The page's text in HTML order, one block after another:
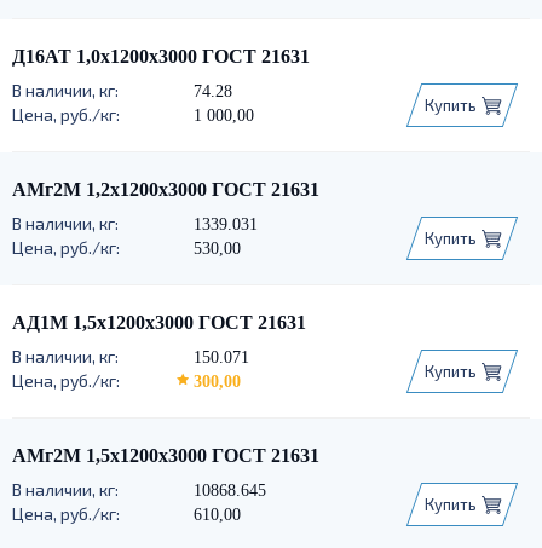
Д16АТ 1,0х1200х3000 ГОСТ 21631
74.28
1 000,00
Купить
АМг2М 1,2х1200х3000 ГОСТ 21631
1339.031
530,00
Купить
АД1М 1,5х1200х3000 ГОСТ 21631
150.071
300,00
Купить
АМг2М 1,5х1200х3000 ГОСТ 21631
10868.645
610,00
Купить